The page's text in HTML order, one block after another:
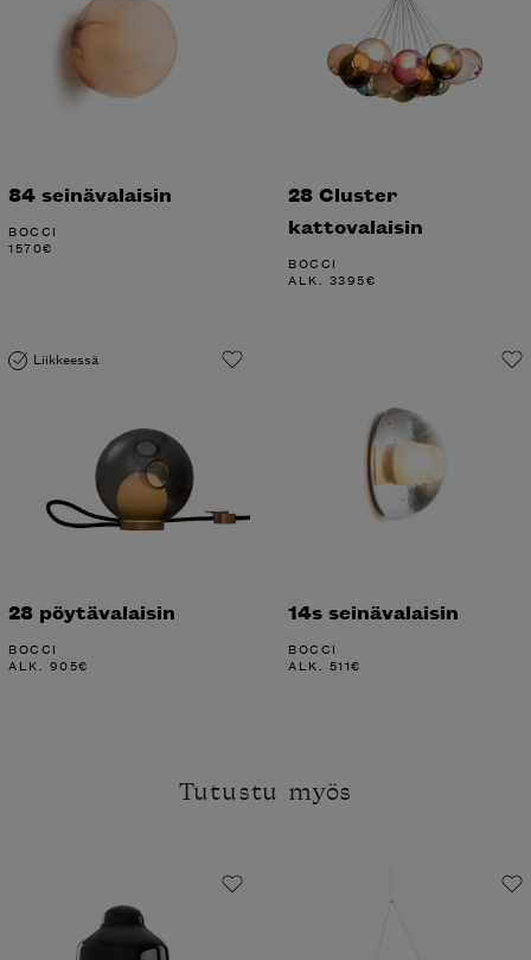
84 seinävalaisin
BOCCI
1570€
28 Cluster
kattovalaisin
BOCCI
ALK. 3395€
Liikkeessä
28 pöytävalaisin
BOCCI
ALK. 905€
14s seinävalaisin
BOCCI
ALK. 511€
Tutustu myös